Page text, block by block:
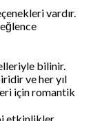
vardır.
bilinir.
ve her yıl
için romantik